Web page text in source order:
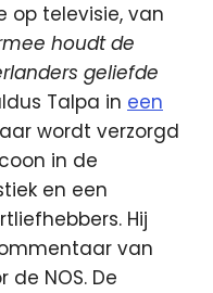
op televisie, van
houdt de
geliefde
Talpa in een
wordt verzorgd
in de
en een
Hij
van
NOS. De